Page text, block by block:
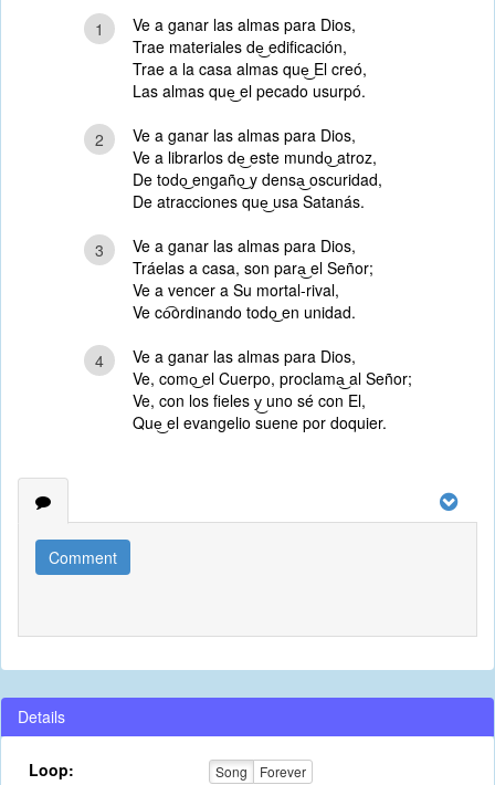
1
Ve a ganar las almas para Dios,
Trae materiales de͜ edificación,
Trae a la casa almas que͜ El creó,
Las almas que͜ el pecado usurpó.
2
Ve a ganar las almas para Dios,
Ve a librarlos de͜ este mundo͜ atroz,
De todo͜ engaño͜ y densa͜ oscuridad,
De atracciones que͜ usa Satanás.
3
Ve a ganar las almas para Dios,
Tráelas a casa, son para͜ el Señor;
Ve a vencer a Su mortal-rival,
Ve co͡ordinando todo͜ en unidad.
4
Ve a ganar las almas para Dios,
Ve, como͜ el Cuerpo, proclama͜ al Señor;
Ve, con los fieles y͜ uno sé con El,
Que͜ el evangelio suene por doquier.
Comment
Details
Loop: Song Forever